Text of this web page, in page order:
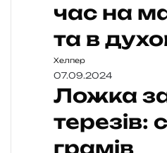
час на
та в
Хелпер
07.09.2024
Ложка
терезів: